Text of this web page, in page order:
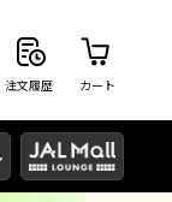
注文履歴 カート